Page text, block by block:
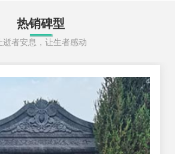
热销碑型
逝者安息，让生者感动